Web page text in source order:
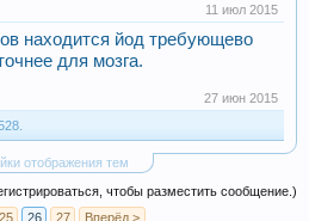
11 июл 2015
находится йод требующево
для мозга.
27 июн 2015
отображения тем
чтобы разместить сообщение.)
25 26 27 Вперёд >